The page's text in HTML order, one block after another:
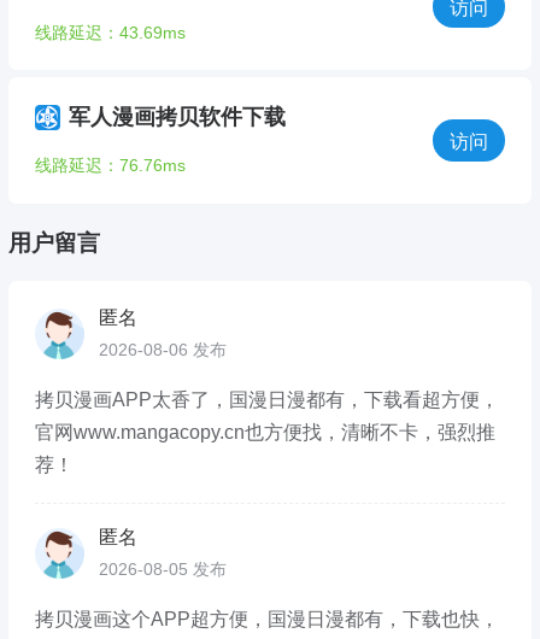
线路延迟：43.69ms
访问
军人漫画拷贝软件下载
线路延迟：76.76ms
访问
用户留言
匿名
2026-08-06 发布
拷贝漫画APP太香了，国漫日漫都有，下载看超方便，
官网www.mangacopy.cn也方便找，清晰不卡，强烈推
荐！
匿名
2026-08-05 发布
拷贝漫画这个APP超方便，国漫日漫都有，下载也快，